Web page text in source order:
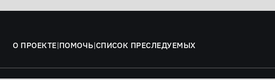
О ПРОЕКТЕ|ПОМОЧЬ|СПИСОК ПРЕСЛЕДУЕМЫХ